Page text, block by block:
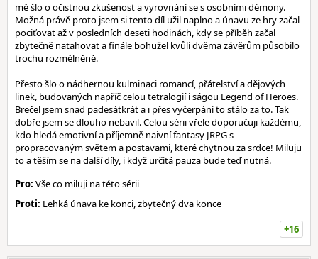
mě šlo o očistnou zkušenost a vyrovnání se s osobními démony.
Možná právě proto jsem si tento díl užil naplno a únavu ze hry začal
pociťovat až v posledních deseti hodinách, kdy se příběh začal
zbytečně natahovat a finále bohužel kvůli dvěma závěrům působilo
trochu rozmělněně.
Přesto šlo o nádhernou kulminaci romancí, přátelství a dějových
linek, budovaných napříč celou tetralogií i ságou Legend of Heroes.
Brečel jsem snad padesátkrát a i přes vyčerpání to stálo za to. Tak
dobře jsem se dlouho nebavil. Celou sérii vřele doporučuji každému,
kdo hledá emotivní a příjemně naivní fantasy JRPG s
propracovaným světem a postavami, které chytnou za srdce! Miluju
to a těším se na další díly, i když určitá pauza bude teď nutná.
Pro: Vše co miluji na této sérii
Proti: Lehká únava ke konci, zbytečný dva konce
+16